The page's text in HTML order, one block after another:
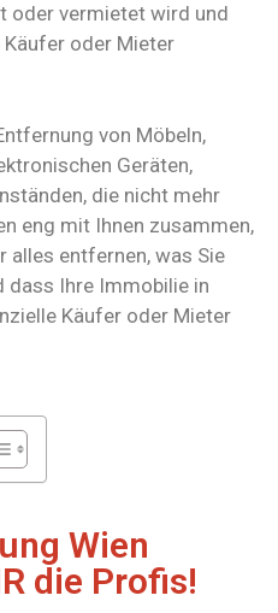
oder vermietet wird und
oder Mieter
von Möbeln,
Geräten,
die nicht mehr
eng mit Ihnen zusammen,
alles entfernen, was Sie
dass Ihre Immobilie in
Käufer oder Mieter
Wien
die Profis!